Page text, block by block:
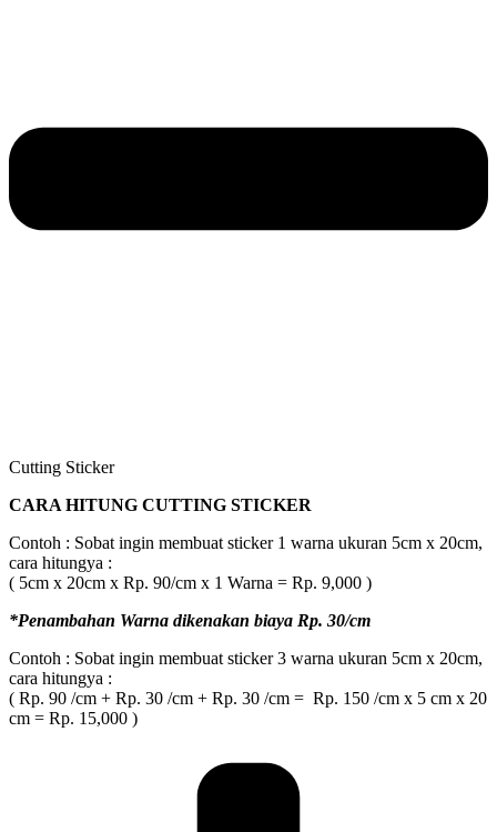
Cutting Sticker
CARA HITUNG CUTTING STICKER
Contoh : Sobat ingin membuat sticker 1 warna ukuran 5cm x 20cm,
cara hitungya :
( 5cm x 20cm x Rp. 90/cm x 1 Warna = Rp. 9,000 )
*Penambahan Warna dikenakan biaya Rp. 30/cm
Contoh : Sobat ingin membuat sticker 3 warna ukuran 5cm x 20cm,
cara hitungya :
( Rp. 90 /cm + Rp. 30 /cm + Rp. 30 /cm = Rp. 150 /cm x 5 cm x 20
cm = Rp. 15,000 )